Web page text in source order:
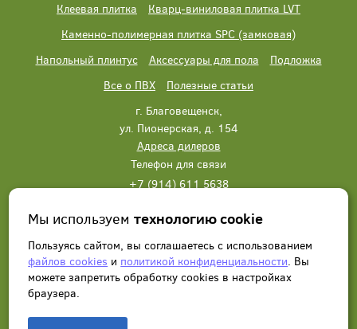
Клеевая плитка
Кварц-виниловая плитка LVT
Каменно-полимерная плитка SPC (замковая)
Напольный плинтус
Аксессуары для пола
Подложка
Все о ПВХ
Полезные статьи
г. Благовещенск,
ул. Пионерская, д. 154
Адреса дилеров
Телефон для связи
+7 (914) 611 5638
Написать нам Заказать звонок
Мы используемтехнологию cookie
Пользуясь сайтом, вы соглашаетесь с использованием
файлов cookies и политикой конфиденциальности. Вы
можете запретить обработку сookies в настройках
браузера.